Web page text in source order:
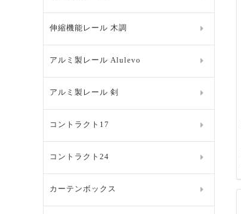
伸縮機能レール 木調
アルミ製レール Alulevo
アルミ製レール 剣
コントラクト17
コントラクト24
カーテンボックス